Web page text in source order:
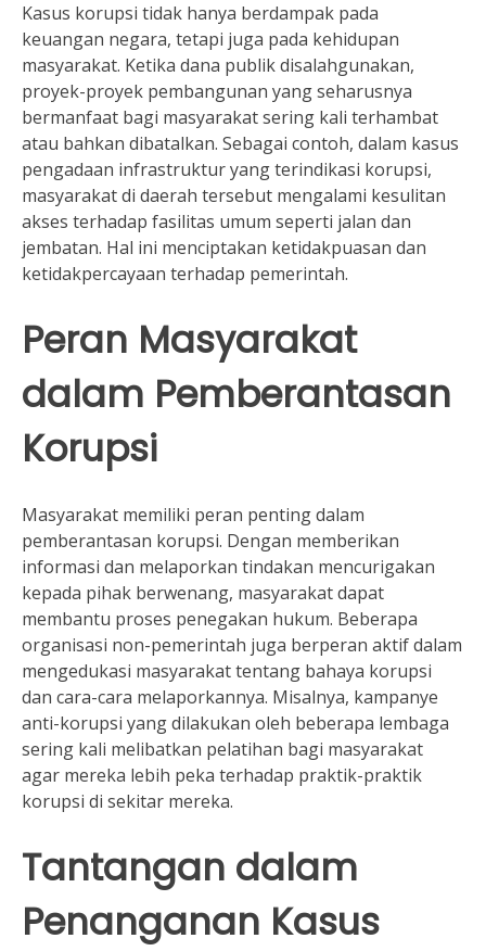
Kasus korupsi tidak hanya berdampak pada
keuangan negara, tetapi juga pada kehidupan
masyarakat. Ketika dana publik disalahgunakan,
proyek-proyek pembangunan yang seharusnya
bermanfaat bagi masyarakat sering kali terhambat
atau bahkan dibatalkan. Sebagai contoh, dalam kasus
pengadaan infrastruktur yang terindikasi korupsi,
masyarakat di daerah tersebut mengalami kesulitan
akses terhadap fasilitas umum seperti jalan dan
jembatan. Hal ini menciptakan ketidakpuasan dan
ketidakpercayaan terhadap pemerintah.
Peran Masyarakat
dalam Pemberantasan
Korupsi
Masyarakat memiliki peran penting dalam
pemberantasan korupsi. Dengan memberikan
informasi dan melaporkan tindakan mencurigakan
kepada pihak berwenang, masyarakat dapat
membantu proses penegakan hukum. Beberapa
organisasi non-pemerintah juga berperan aktif dalam
mengedukasi masyarakat tentang bahaya korupsi
dan cara-cara melaporkannya. Misalnya, kampanye
anti-korupsi yang dilakukan oleh beberapa lembaga
sering kali melibatkan pelatihan bagi masyarakat
agar mereka lebih peka terhadap praktik-praktik
korupsi di sekitar mereka.
Tantangan dalam
Penanganan Kasus